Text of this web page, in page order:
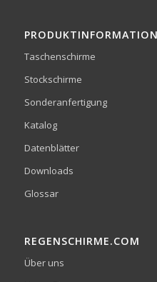
Taschenschirme
Stockschirme
Sonderanfertigung
Katalog
Datenblätter
Downloads
Glossar
REGENSCHIRME.COM
Über uns